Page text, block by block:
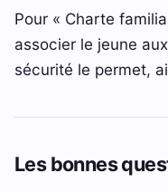
Pour « Charte
associer le jeune
sécurité le permet,
Les bonnes